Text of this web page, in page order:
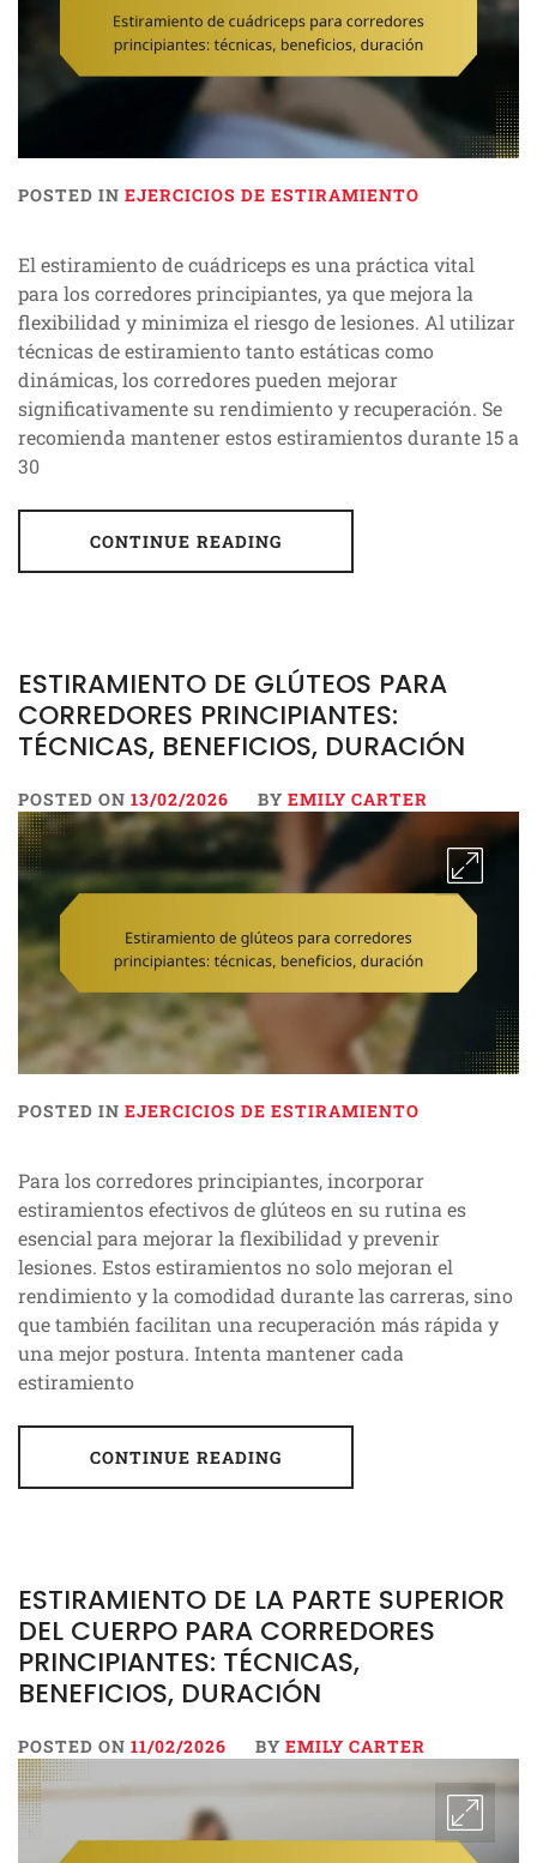
POSTED IN EJERCICIOS DE ESTIRAMIENTO
El estiramiento de cuádriceps es una práctica vital
para los corredores principiantes, ya que mejora la
flexibilidad y minimiza el riesgo de lesiones. Al utilizar
técnicas de estiramiento tanto estáticas como
dinámicas, los corredores pueden mejorar
significativamente su rendimiento y recuperación. Se
recomienda mantener estos estiramientos durante 15 a
30
CONTINUE READING
ESTIRAMIENTO DE GLÚTEOS PARA
CORREDORES PRINCIPIANTES:
TÉCNICAS, BENEFICIOS, DURACIÓN
POSTED ON 13/02/2026 BY EMILY CARTER
POSTED IN EJERCICIOS DE ESTIRAMIENTO
Para los corredores principiantes, incorporar
estiramientos efectivos de glúteos en su rutina es
esencial para mejorar la flexibilidad y prevenir
lesiones. Estos estiramientos no solo mejoran el
rendimiento y la comodidad durante las carreras, sino
que también facilitan una recuperación más rápida y
una mejor postura. Intenta mantener cada
estiramiento
CONTINUE READING
ESTIRAMIENTO DE LA PARTE SUPERIOR
DEL CUERPO PARA CORREDORES
PRINCIPIANTES: TÉCNICAS,
BENEFICIOS, DURACIÓN
POSTED ON 11/02/2026 BY EMILY CARTER